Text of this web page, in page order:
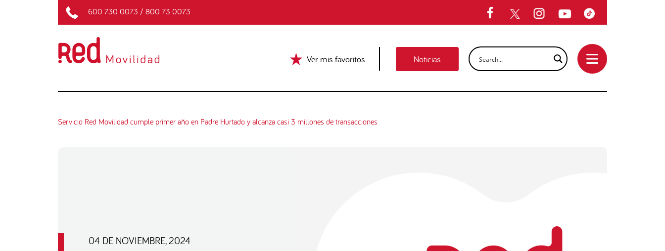
600 730 0073 / 800 73 0073
Ver mis favoritos Noticias
Servicio Red Movilidad cumple primer año en Padre Hurtado y alcanza casi 3 millones de transacciones
04 DE NOVIEMBRE, 2024